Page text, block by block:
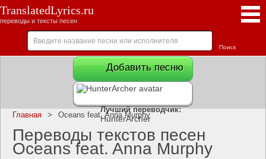
TranslatedLyrics.ru
переводы и тексты песен
Добавить песню
Лучший переводчик:
HunterArcher
Главная > Oceans feat. Anna Murphy
Переводы текстов песен
Oceans feat. Anna Murphy